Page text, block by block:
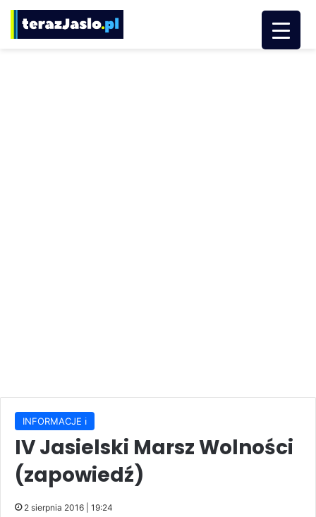
INFORMACJE ℹ️
IV Jasielski Marsz Wolności
(zapowiedź)
2 sierpnia 2016 | 19:24